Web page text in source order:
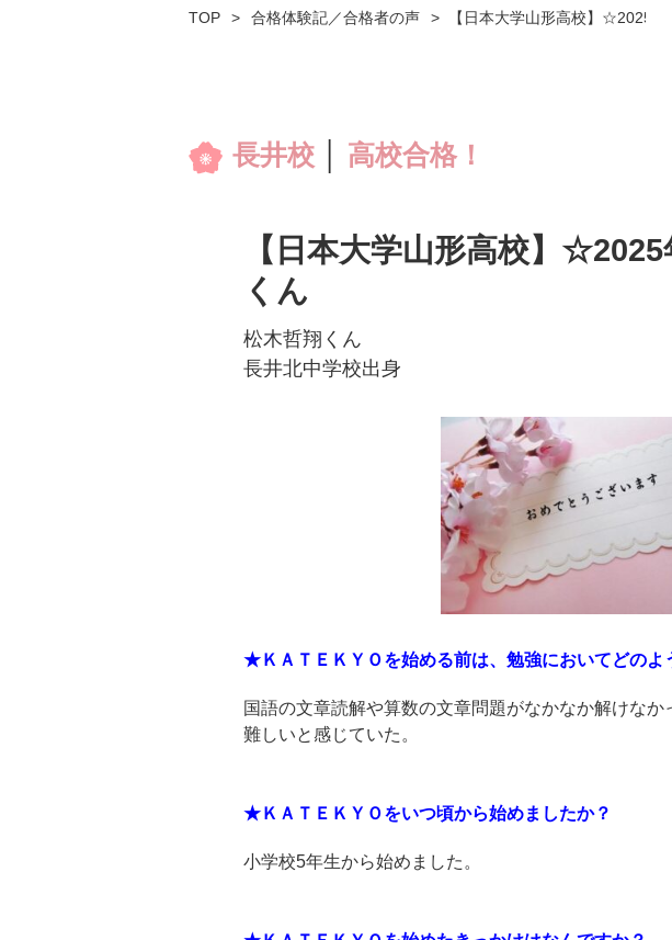
TOP 合格体験記／合格者の声 【日本大学山形高校】☆2025年
長井校 高校合格！
【日本大学山形高校】
くん
松木哲翔くん
長井北中学校出身
★ＫＡＴＥＫＹＯを始める前は、勉強においてどのよ
国語の文章読解や算数の文章問題がなかなか解けな
難しいと感じていた。
★ＫＡＴＥＫＹＯをいつ頃から始めましたか？
小学校5年生から始めました。